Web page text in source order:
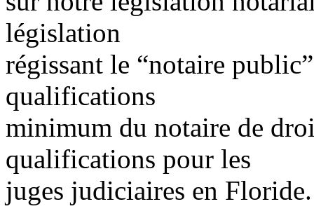
législation
régissant le “notaire
qualifications
minimum du notaire de
qualifications pour les
juges judiciaires en Floride.